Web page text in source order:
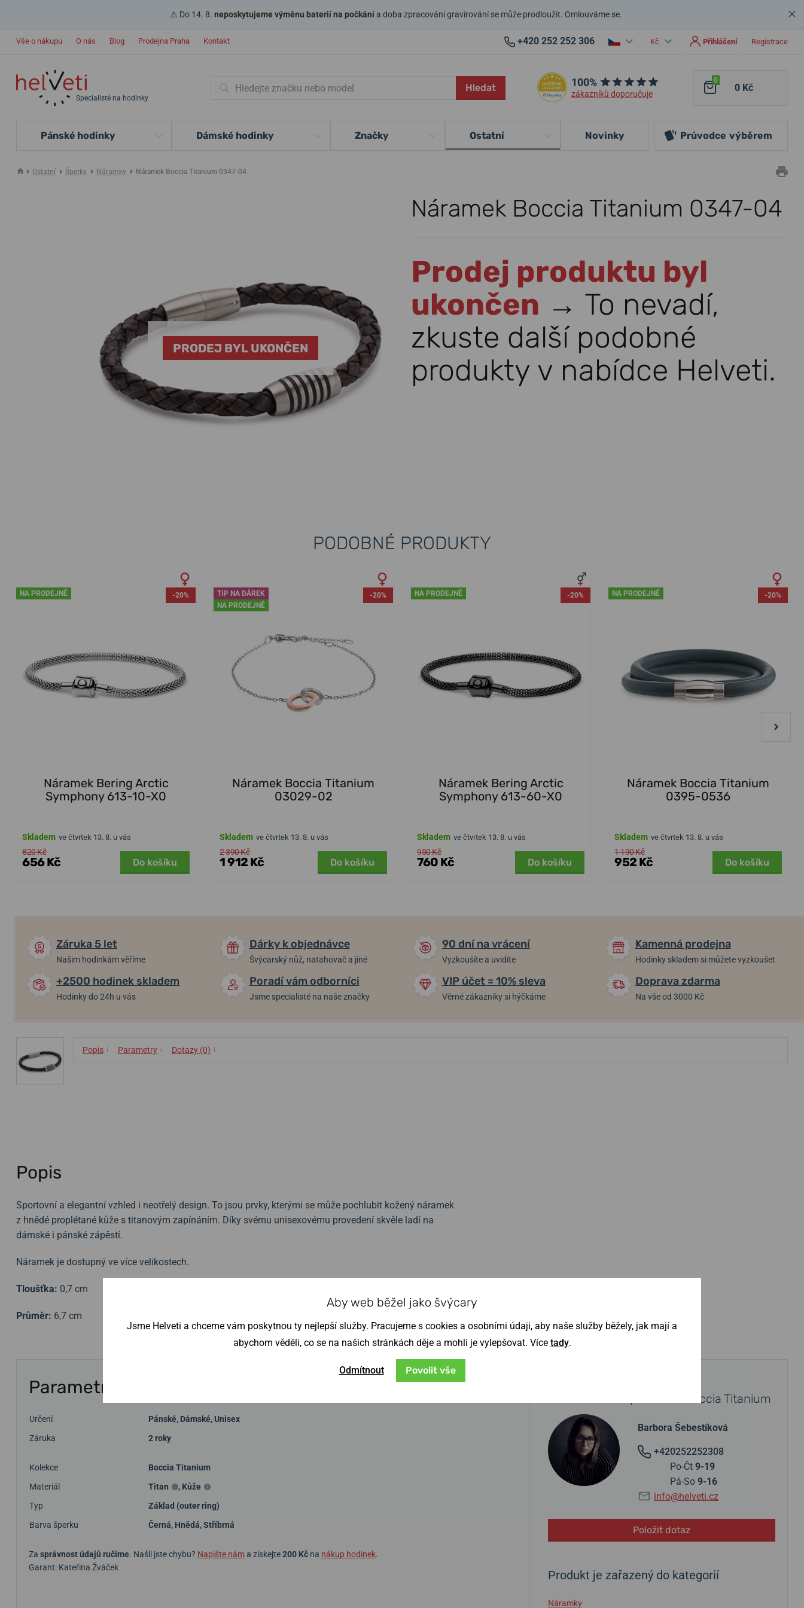
⚠️ Do 14. 8. neposkytujeme výměnu baterií na počkánía doba zpracování gravírování se může prodloužit. Omlouváme se.
Vše o nákupu O nás Blog Prodejna Praha Kontakt +420 252 252 306 Kč Přihlášení Registrace
Specialisté na hodinky
Hledat 100%
zákazníků doporučuje
0
0 Kč
Pánské hodinky Dámské hodinky Značky Ostatní Novinky Průvodce výběrem
Ostatní Šperky Náramky Náramek Boccia Titanium 0347-04
Náramek Boccia Titanium 0347-04
PRODEJ BYL UKONČEN
Prodej produktu byl
ukončen → To nevadí,
zkuste další podobné
produkty v nabídce Helveti.
PODOBNÉ PRODUKTY
NA PRODEJNĚ -20%
Náramek Bering Arctic
Symphony 613-10-X0
Skladem ve čtvrtek 13. 8. u vás
820 Kč
656 Kč Do košíku
TIP NA DÁREK
NA PRODEJNĚ
-20%
Náramek Boccia Titanium
03029-02
Skladem ve čtvrtek 13. 8. u vás
2 390 Kč
1 912 Kč Do košíku
NA PRODEJNĚ -20%
Náramek Bering Arctic
Symphony 613-60-X0
Skladem ve čtvrtek 13. 8. u vás
950 Kč
760 Kč Do košíku
NA PRODEJNĚ -20%
Náramek Boccia Titanium
0395-0536
Skladem ve čtvrtek 13. 8. u vás
1 190 Kč
952 Kč Do košíku
Záruka 5 let
Našim hodinkám věříme
Dárky k objednávce
Švýcarský nůž, natahovač a jiné
90 dní na vrácení
Vyzkoušíte a uvidíte
Kamenná prodejna
Hodinky skladem si můžete vyzkoušet
+2500 hodinek skladem
Hodinky do 24h u vás
Poradí vám odborníci
Jsme specialisté na naše značky
VIP účet = 10% sleva
Věrné zákazníky si hýčkáme
Doprava zdarma
Na vše od 3000 Kč
Popis ↓ Parametry ↓ Dotazy (0) ↓
Popis
Sportovní a elegantní vzhled i neotřelý design. To jsou prvky, kterými se může pochlubit kožený náramek
z hnědé proplétané kůže s titanovým zapínáním. Díky svému unisexovému provedení skvěle ladí na
dámské i pánské zápěstí.
Náramek je dostupný ve více velikostech.
Tloušťka: 0,7 cm
Průměr: 6,7 cm
Parametry
Určení Pánské, Dámské,Unisex
Záruka
2 roky
Kolekce
Boccia Titanium
Materiál
Titan , Kůže
Typ
Základ (outer ring)
Barva šperku
Černá, Hnědá,Stříbrná
Za správnost údajů ručíme. Našli jste chybu? Napište náma získejte200 Kč na nákup hodinek.
Garant: Kateřina Žváček
Obraťte se na specialistu Boccia Titanium
Barbora Šebestíková
+420252252308
Po-Čt 9-19
Pá-So 9-16
info@helveti.cz
Položit dotaz
Produkt je zařazený do kategorií
Náramky
Aby web běžel jako švýcary
Jsme Helveti a chceme vám poskytnou ty nejlepší služby. Pracujeme s cookies a osobními údaji, aby naše služby běžely, jak mají a
abychom věděli, co se na našich stránkách děje a mohli je vylepšovat. Více tady.
Odmítnout Povolit vše